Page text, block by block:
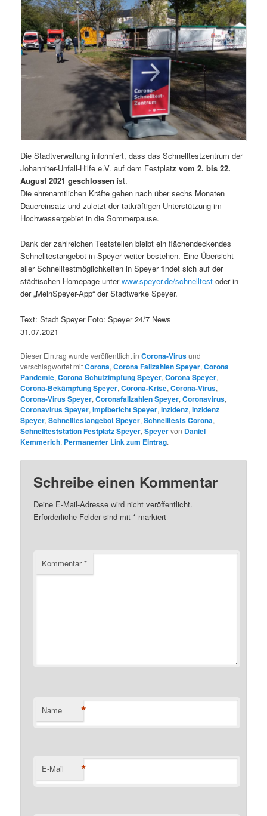
Die Stadtverwaltung informiert, dass das Schnelltestzentrum der
Johanniter-Unfall-Hilfe e.V. auf dem Festplatz vom 2. bis 22.
August 2021 geschlossen ist.
Die ehrenamtlichen Kräfte gehen nach über sechs Monaten
Dauereinsatz und zuletzt der tatkräftigen Unterstützung im
Hochwassergebiet in die Sommerpause.
Dank der zahlreichen Teststellen bleibt ein flächendeckendes
Schnelltestangebot in Speyer weiter bestehen. Eine Übersicht
aller Schnelltestmöglichkeiten in Speyer findet sich auf der
städtischen Homepage unterwww.speyer.de/schnelltest oder in
der „MeinSpeyer-App“ der Stadtwerke Speyer.
Text: Stadt Speyer Foto: Speyer 24/7 News
31.07.2021
Dieser Eintrag wurde veröffentlicht inCorona-Virusund
verschlagwortet mitCorona,Corona Fallzahlen Speyer,Corona
Pandemie,Corona Schutzimpfung Speyer,Corona Speyer,
Corona-Bekämpfung Speyer,Corona-Krise,Corona-Virus,
Corona-Virus Speyer,Coronafallzahlen Speyer,Coronavirus,
Coronavirus Speyer,Impfbericht Speyer,Inzidenz,Inzidenz
Speyer,Schnelltestangebot Speyer,Schnelltests Corona,
Schnellteststation Festplatz Speyer,Speyervon Daniel
Kemmerich. Permanenter Link zum Eintrag.
Schreibe einen Kommentar
Deine E-Mail-Adresse wird nicht veröffentlicht.
Erforderliche Felder sind mit* markiert
Kommentar*
Name *
E-Mail *